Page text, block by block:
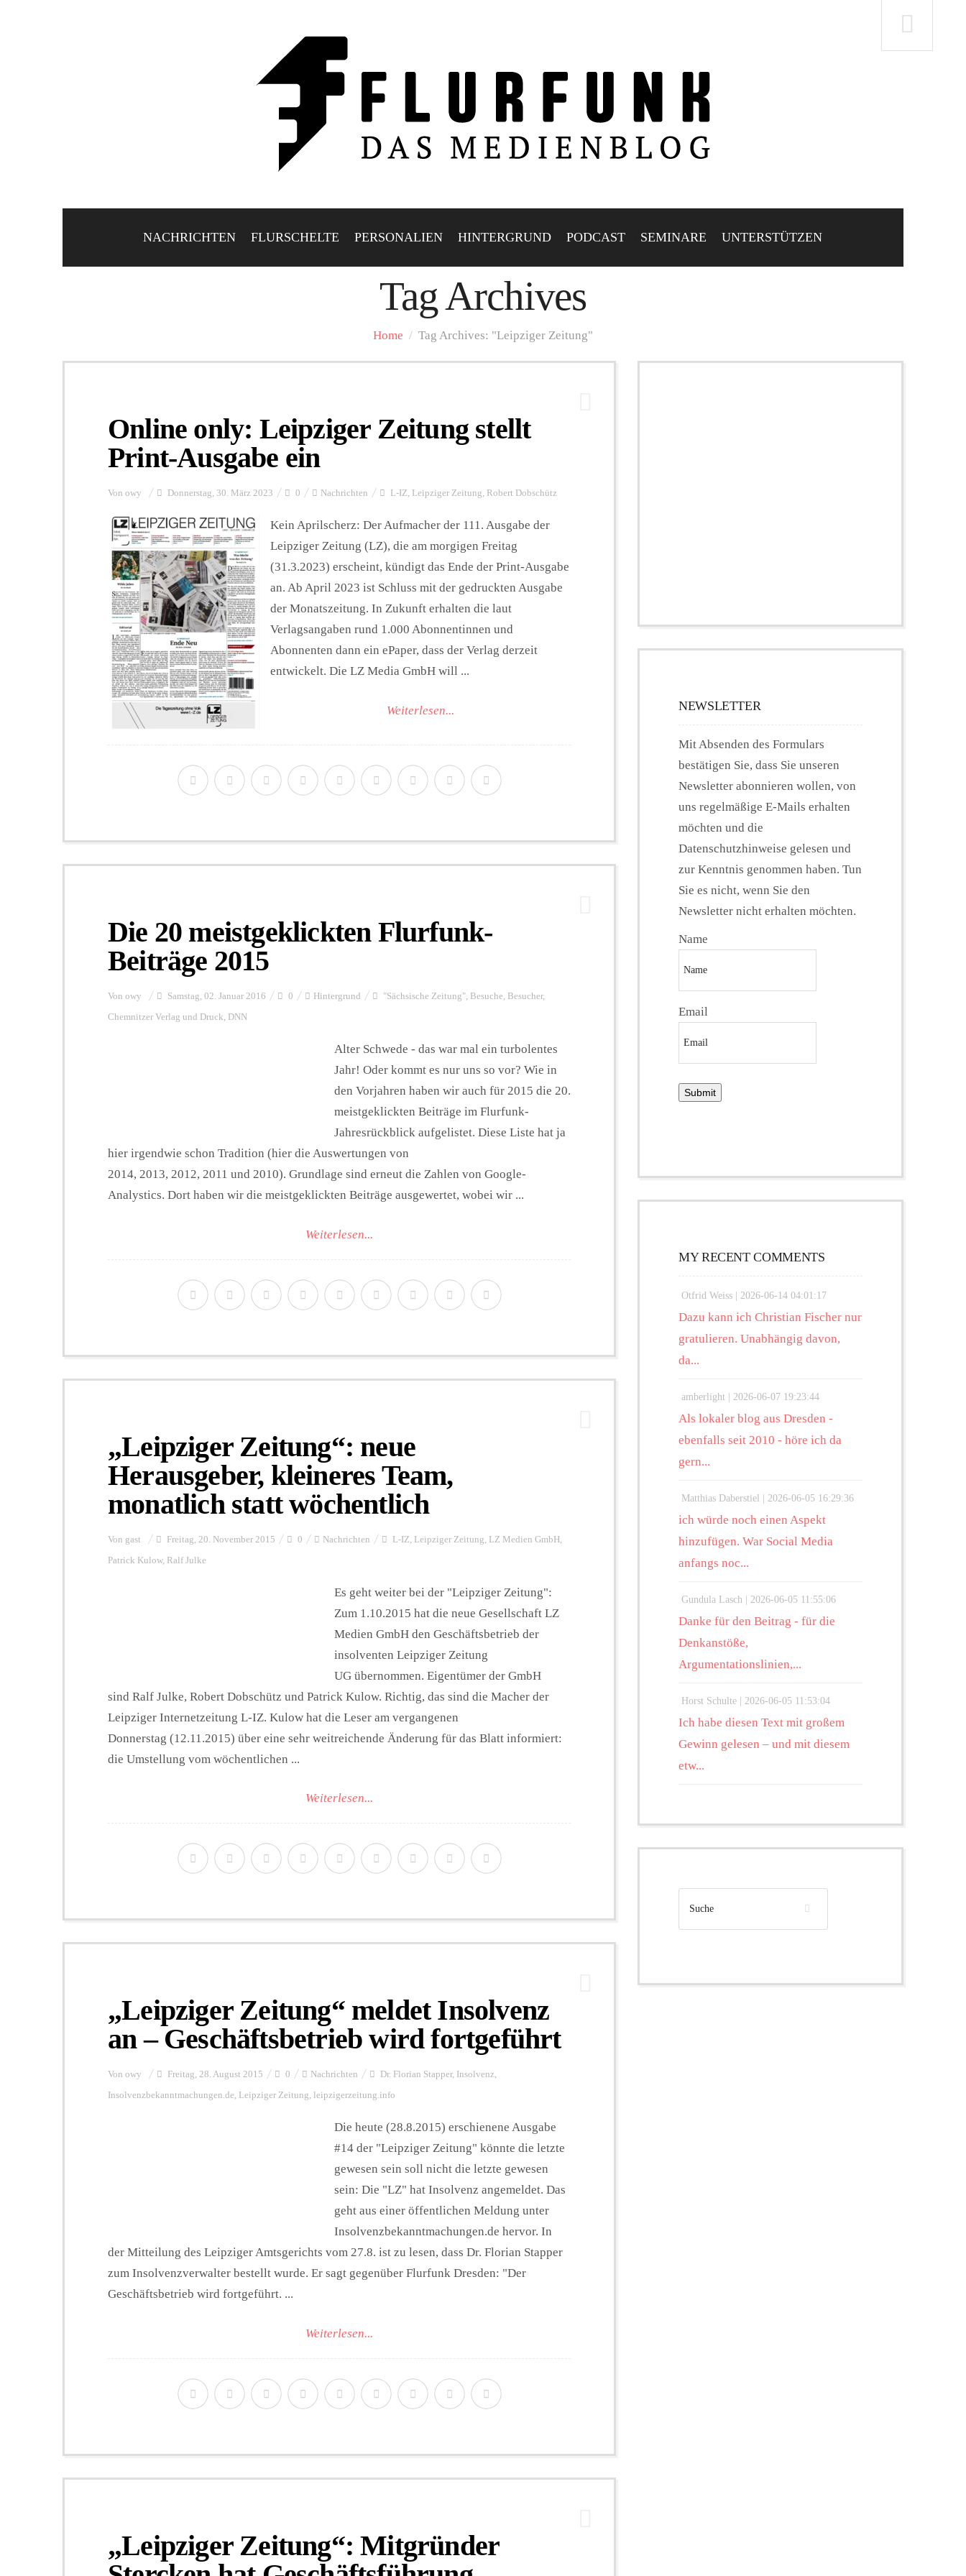
NACHRICHTEN FLURSCHELTE PERSONALIEN HINTERGRUND PODCAST SEMINARE UNTERSTÜTZEN
Tag Archives
Home / Tag Archives: "Leipziger Zeitung"
Online only: Leipziger Zeitung stellt
Print-Ausgabe ein
Von owy Donnerstag, 30. März 2023 0 Nachrichten L-IZ, Leipziger Zeitung, Robert Dobschütz
Kein Aprilscherz: Der Aufmacher der 111. Ausgabe der
Leipziger Zeitung (LZ), die am morgigen Freitag
(31.3.2023) erscheint, kündigt das Ende der Print-Ausgabe
an. Ab April 2023 ist Schluss mit der gedruckten Ausgabe
der Monatszeitung. In Zukunft erhalten die laut
Verlagsangaben rund 1.000 Abonnentinnen und
Abonnenten dann ein ePaper, dass der Verlag derzeit
entwickelt. Die LZ Media GmbH will ...
Weiterlesen...
Die 20 meistgeklickten Flurfunk-
Beiträge 2015
Von owy Samstag, 02. Januar 2016 0 Hintergrund "Sächsische Zeitung", Besuche, Besucher,
Chemnitzer Verlag und Druck, DNN
Alter Schwede - das war mal ein turbolentes
Jahr! Oder kommt es nur uns so vor? Wie in
den Vorjahren haben wir auch für 2015 die 20.
meistgeklickten Beiträge im Flurfunk-
Jahresrückblick aufgelistet. Diese Liste hat ja
hier irgendwie schon Tradition (hier die Auswertungen von
2014, 2013, 2012, 2011 und 2010). Grundlage sind erneut die Zahlen von Google-
Analystics. Dort haben wir die meistgeklickten Beiträge ausgewertet, wobei wir ...
Weiterlesen...
„Leipziger Zeitung“: neue
Herausgeber, kleineres Team,
monatlich statt wöchentlich
Von gast Freitag, 20. November 2015 0 Nachrichten L-IZ Leipziger Zeitung LZ Medien GmbH
Patrick Kulow, Ralf Julke
Es geht weiter bei der "Leipziger Zeitung":
Zum 1.10.2015 hat die neue Gesellschaft LZ
Medien GmbH den Geschäftsbetrieb der
insolventen Leipziger Zeitung
UG übernommen. Eigentümer der GmbH
sind Ralf Julke, Robert Dobschütz und Patrick Kulow. Richtig, das sind die Macher der
Leipziger Internetzeitung L-IZ. Kulow hat die Leser am vergangenen
Donnerstag (12.11.2015) über eine sehr weitreichende Änderung für das Blatt informiert:
die Umstellung vom wöchentlichen ...
Weiterlesen...
„Leipziger Zeitung“ meldet Insolvenz
an – Geschäftsbetrieb wird fortgeführt
Von owy Freitag, 28. August 2015 0 Nachrichten Dr. Florian Stapper, Insolvenz,
Insolvenzbekanntmachungen.de, Leipziger Zeitung, leipzigerzeitung.info
Die heute (28.8.2015) erschienene Ausgabe
#14 der "Leipziger Zeitung" könnte die letzte
gewesen sein soll nicht die letzte gewesen
sein: Die "LZ" hat Insolvenz angemeldet. Das
geht aus einer öffentlichen Meldung unter
Insolvenzbekanntmachungen.de hervor. In
der Mitteilung des Leipziger Amtsgerichts vom 27.8. ist zu lesen, dass Dr. Florian Stapper
zum Insolvenzverwalter bestellt wurde. Er sagt gegenüber Flurfunk Dresden: "Der
Geschäftsbetrieb wird fortgeführt. ...
Weiterlesen...
„Leipziger Zeitung“: Mitgründer
NEWSLETTER
Mit Absenden des Formulars
bestätigen Sie, dass Sie unseren
Newsletter abonnieren wollen, von
uns regelmäßige E-Mails erhalten
möchten und die
Datenschutzhinweise gelesen und
zur Kenntnis genommen haben. Tun
Sie es nicht, wenn Sie den
Newsletter nicht erhalten möchten.
Name
Email
MY RECENT COMMENTS
Otfrid Weiss | 2026-06-14 04:01:17
Dazu kann ich Christian Fischer nur
gratulieren. Unabhängig davon,
da...
amberlight | 2026-06-07 19:23:44
Als lokaler blog aus Dresden -
ebenfalls seit 2010 - höre ich da
gern...
Matthias Daberstiel | 2026-06-05 16:29:36
ich würde noch einen Aspekt
hinzufügen. War Social Media
anfangs noc...
Gundula Lasch | 2026-06-05 11:55:06
Danke für den Beitrag - für die
Denkanstöße,
Argumentationslinien,...
Horst Schulte | 2026-06-05 11:53:04
Ich habe diesen Text mit großem
Gewinn gelesen – und mit diesem
etw...